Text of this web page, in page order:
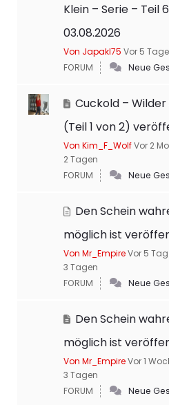
Klein – Serie –
03.08.2026
Von Japakl75 Vor 5
FORUM
Neue
Cuckold –
(Teil 1 von 2)
Von Kim_F_WolfVor 2
2 Tagen
FORUM
Neue
Den Schein
möglich ist
Von Mr_EmpireVor 5
3 Tagen
FORUM
Neue
Den Schein
möglich ist
Von Mr_EmpireVor 1
3 Tagen
FORUM
Neue